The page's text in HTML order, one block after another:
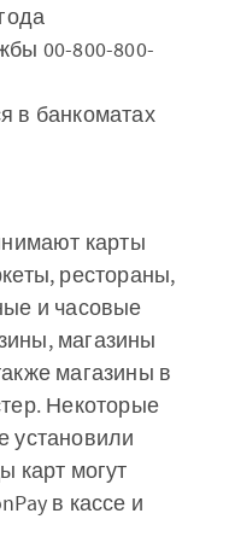
00-800-800-
в банкоматах
карты
рестораны,
и часовые
магазины
магазины в
Некоторые
установили
карт могут
в кассе и